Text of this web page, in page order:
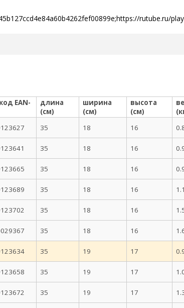
rutube.ru/
EAN-
длина
(см)
ширина
(см)
высота
(см)
35 18 16
35 18 16
35 18 16
35 18 16
35 18 16
35 18 16
35 19 17
35 19 17
35 19 17